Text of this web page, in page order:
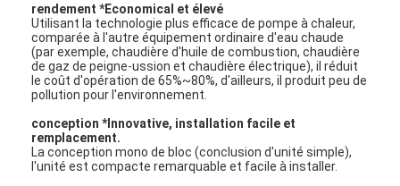
rendement *Economical et élevé
Utilisant la technologie plus efficace de pompe à chaleur,
comparée à l'autre équipement ordinaire d'eau chaude
(par exemple, chaudière d'huile de combustion, chaudière
de gaz de peigne-ussion et chaudière électrique), il réduit
le coût d'opération de 65%~80%, d'ailleurs, il produit peu de
pollution pour l'environnement.
conception *Innovative, installation facile et
remplacement.
La conception mono de bloc (conclusion d'unité simple),
l'unité est compacte remarquable et facile à installer.